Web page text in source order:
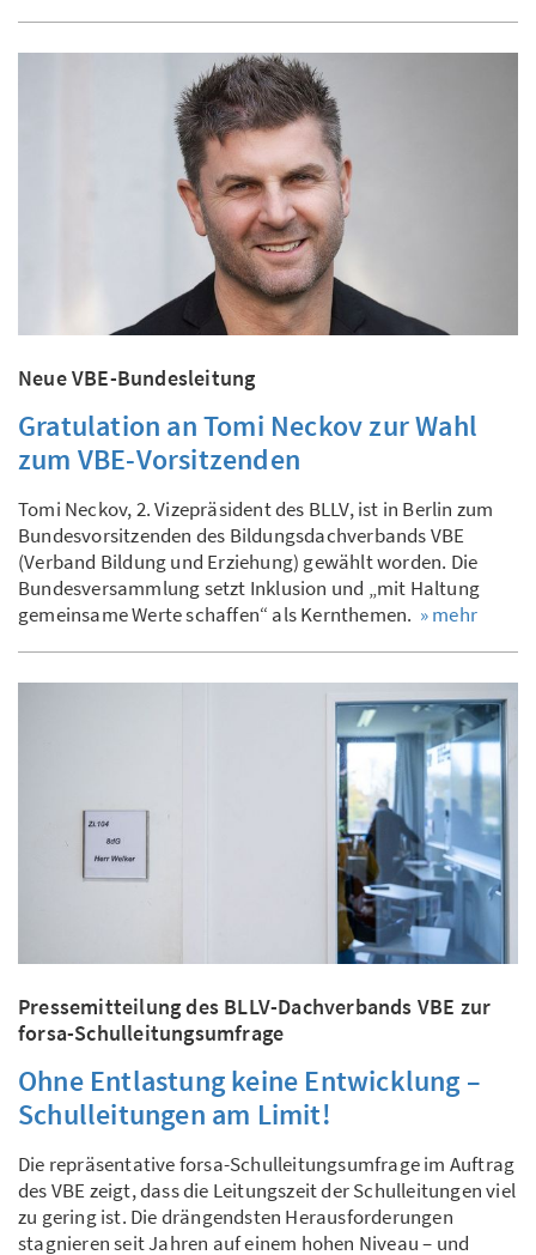
Neue VBE-Bundesleitung
Gratulation an Tomi Neckov zur Wahl
zum VBE-Vorsitzenden
Tomi Neckov, 2. Vizepräsident des BLLV, ist in Berlin zum
Bundesvorsitzenden des Bildungsdachverbands VBE
(Verband Bildung und Erziehung) gewählt worden. Die
Bundesversammlung setzt Inklusion und „mit Haltung
gemeinsame Werte schaffen“ als Kernthemen. » mehr
Pressemitteilung des BLLV-Dachverbands VBE zur
forsa-Schulleitungsumfrage
Ohne Entlastung keine Entwicklung –
Schulleitungen am Limit!
Die repräsentative forsa-Schulleitungsumfrage im Auftrag
des VBE zeigt, dass die Leitungszeit der Schulleitungen viel
zu gering ist. Die drängendsten Herausforderungen
stagnieren seit Jahren auf einem hohen Niveau – und